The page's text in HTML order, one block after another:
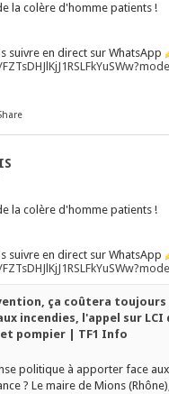
la colère d'homme patients !
suivre en direct sur WhatsApp
la colère d'homme patients !
suivre en direct sur WhatsApp
ça coûtera toujours
incendies, l'appel sur LCI
pompier | TF1 Info
politique à apporter face
? Le maire de Mions